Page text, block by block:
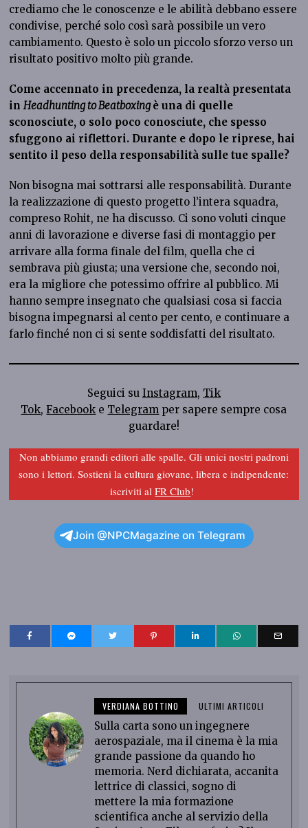
crediamo che le conoscenze e le abilità debbano essere
condivise, perché solo così sarà possibile un vero
cambiamento. Questo è solo un piccolo sforzo verso un
risultato positivo molto più grande.
Come accennato in precedenza, la realtà presentata
inHeadhunting to Beatboxingè una di quelle
sconosciute, o solo poco conosciute, che spesso
sfuggono ai riflettori. Durante e dopo le riprese, hai
sentito il peso della responsabilità sulle tue spalle?
Non bisogna mai sottrarsi alle responsabilità. Durante
la realizzazione di questo progetto l’intera squadra,
compreso Rohit, ne ha discusso. Ci sono voluti cinque
anni di lavorazione e diverse fasi di montaggio per
arrivare alla forma finale del film, quella che ci
sembrava più giusta; una versione che, secondo noi,
era la migliore che potessimo offrire al pubblico. Mi
hanno sempre insegnato che qualsiasi cosa si faccia
bisogna impegnarsi al cento per cento, e continuare a
farlo finché non ci si sente soddisfatti del risultato.
Seguici su Instagram, Tik
Tok,Facebook e Telegram per sapere sempre cosa
guardare!
Non abbiamo grandi editori alle spalle. Gli unici nostri padroni
sono i lettori. Sostieni la cultura giovane, libera e indipendente:
iscriviti alFR Club!
Join @NPCMagazine on Telegram
VERDIANA BOTTINO ULTIMI ARTICOLI
Sulla carta sono un ingegnere
aerospaziale, ma il cinema è la mia
grande passione da quando ho
memoria. Nerd dichiarata, accanita
lettrice di classici, sogno di
mettere la mia formazione
scientifica anche al servizio della